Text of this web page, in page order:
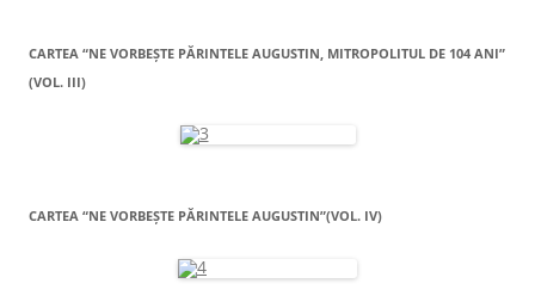
CARTEA “NE VORBEŞTE PĂRINTELE AUGUSTIN, MITROPOLITUL DE 104 ANI”
(VOL. III)
CARTEA “NE VORBEŞTE PĂRINTELE AUGUSTIN”(VOL. IV)